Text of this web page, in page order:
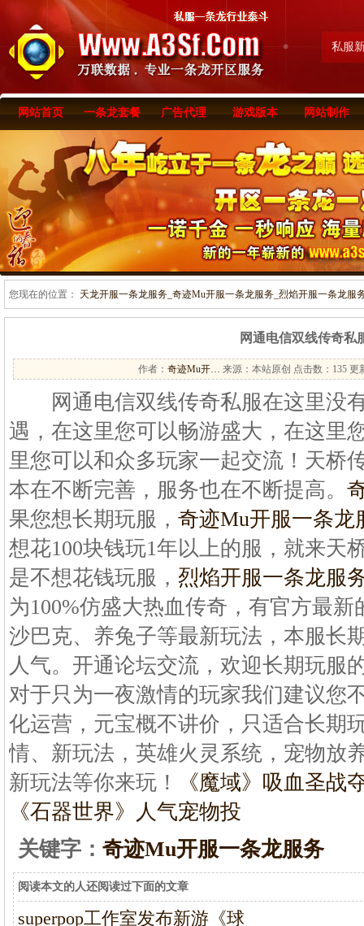
私服
网站首页 一条龙套餐 广告代理 游戏版本 网站制作
您现在的位置： 天龙开服一条龙服务_奇迹Mu开服一条龙服务_烈焰开服一条龙服
网通电信双线传奇私
作者： 奇迹Mu开… 来源：本站原创 点击数： 135 更
网通电信双线传奇私服在这里没
遇，在这里您可以畅游盛大，在这里
里您可以和众多玩家一起交流！天桥
本在不断完善，服务也在不断提高。
果您想长期玩服， 奇迹Mu开服一条龙
想花100块钱玩1年以上的服，就来天
是不想花钱玩服， 烈焰开服一条龙服
为100%仿盛大热血传奇，有官方最
沙巴克、养兔子等最新玩法，本服长
人气。开通论坛交流，欢迎长期玩服
对于只为一夜激情的玩家我们建议您
化运营，元宝概不讲价，只适合长期
情、新玩法，英雄火灵系统，宠物放
新玩法等你来玩！
《魔域》吸血圣战
《石器世界》人气宠物投
关键字： 奇迹Mu开服一条龙服务
阅读本文的人还阅读过下面的文章
superpop工作室发布新游《球